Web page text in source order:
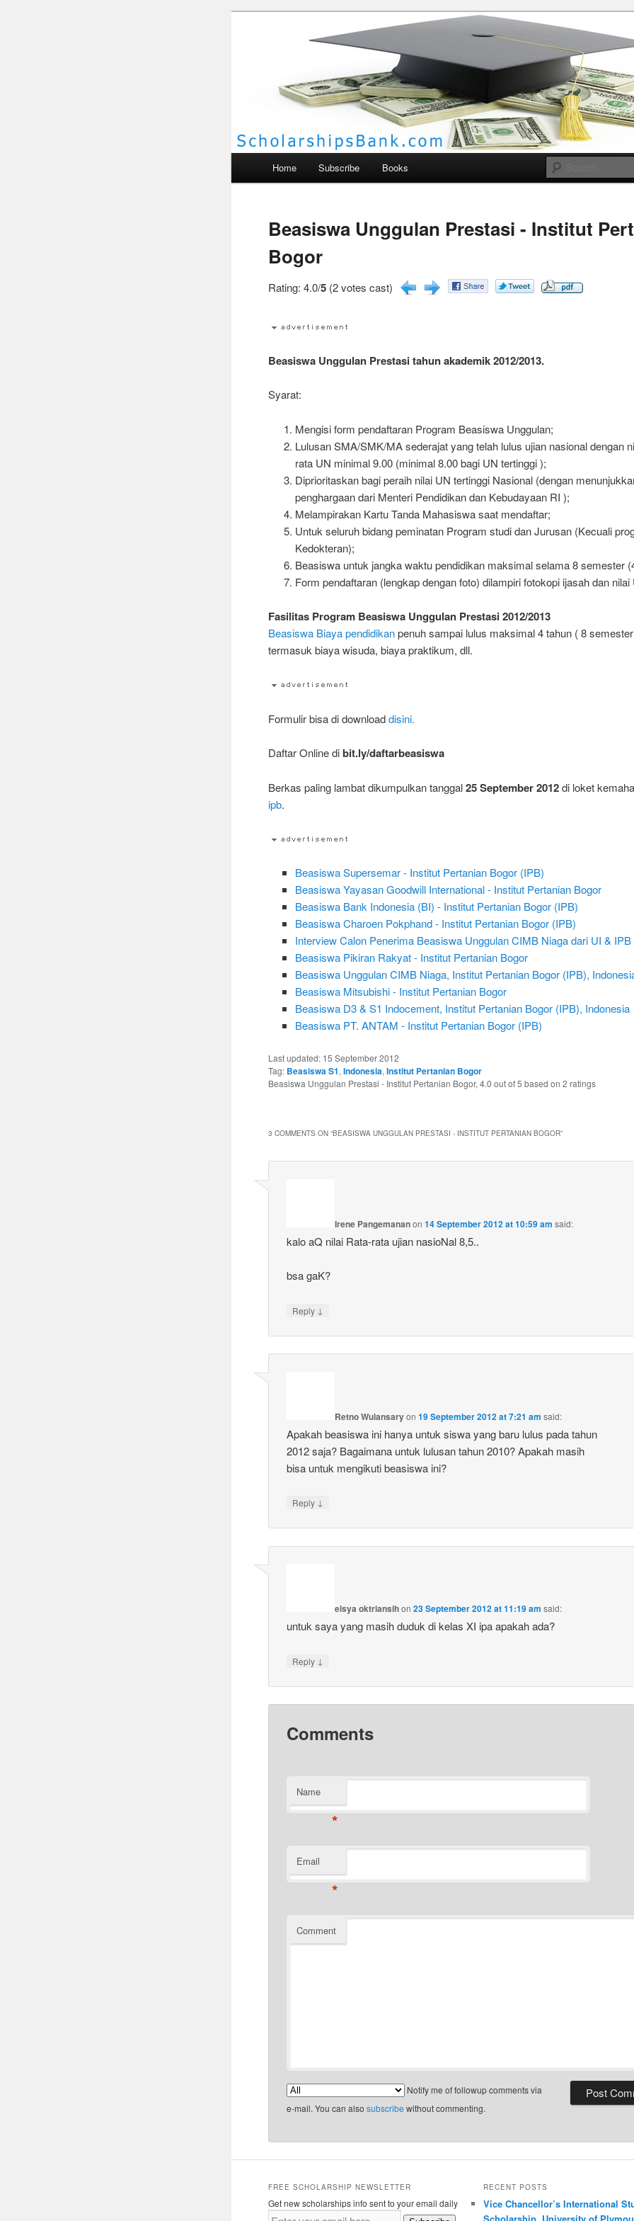
Scholarships Bank
Home Subscribe Books
Beasiswa Unggulan Prestasi - Institut
Bogor
Rating: 4.0/5 (2 votes cast)
Beasiswa Unggulan Prestasi tahun akademik 2012/2013.
Syarat:
Mengisi form pendaftaran Program Beasiswa Unggulan;
Lulusan SMA/SMK/MA sederajat yang telah lulus ujian nasional dengan
rata UN minimal 9.00 (minimal 8.00 bagi UN tertinggi );
Diprioritaskan bagi peraih nilai UN tertinggi Nasional (dengan
penghargaan dari Menteri Pendidikan dan Kebudayaan RI );
Melampirakan Kartu Tanda Mahasiswa saat mendaftar;
Untuk seluruh bidang peminatan Program studi dan Jurusan (Kecuali
Kedokteran);
Beasiswa untuk jangka waktu pendidikan maksimal selama 8 semester
Form pendaftaran (lengkap dengan foto) dilampiri fotokopi ijasah dan nilai
Fasilitas Program Beasiswa Unggulan Prestasi 2012/2013
Beasiswa Biaya pendidikanpenuh sampai lulus maksimal 4 tahun ( 8
termasuk biaya wisuda, biaya praktikum, dll.
Formulir bisa di downloaddisini.
Daftar Online dibit.ly/daftarbeasiswa
Berkas paling lambat dikumpulkan tanggal25 September 2012di loket
ipb.
Beasiswa Supersemar - Institut Pertanian Bogor (IPB)
Beasiswa Yayasan Goodwill International - Institut Pertanian Bogor
Beasiswa Bank Indonesia (BI) - Institut Pertanian Bogor (IPB)
Beasiswa Charoen Pokphand - Institut Pertanian Bogor (IPB)
Interview Calon Penerima Beasiswa Unggulan CIMB Niaga dari UI & IPB
Beasiswa Pikiran Rakyat - Institut Pertanian Bogor
Beasiswa Unggulan CIMB Niaga, Institut Pertanian Bogor (IPB),
Beasiswa Mitsubishi - Institut Pertanian Bogor
Beasiswa D3 & S1 Indocement, Institut Pertanian Bogor (IPB), Indonesia
Beasiswa PT. ANTAM - Institut Pertanian Bogor (IPB)
Last updated: 15 September 2012
Tag: Beasiswa S1,Indonesia,Institut Pertanian Bogor
Beasiswa Unggulan Prestasi - Institut Pertanian Bogor,4.0 out of5 based on2 ratings
3 COMMENTS ON “BEASISWA UNGGULAN PRESTASI - INSTITUT PERTANIAN BOGOR”
Irene Pangemananon 14 September 2012 at 10:59 am said:
kalo aQ nilai Rata-rata ujian nasioNal 8,5..
bsa gaK?
Reply ↓
Retno Wulansaryon 19 September 2012 at 7:21 am said:
Apakah beasiswa ini hanya untuk siswa yang baru lulus pada tahun
2012 saja? Bagaimana untuk lulusan tahun 2010? Apakah masih
bisa untuk mengikuti beasiswa ini?
Reply ↓
elsya oktriansihon 23 September 2012 at 11:19 am said:
untuk saya yang masih duduk di kelas XI ipa apakah ada?
Reply ↓
Comments
Name
*
Email
*
Comment
Notify me of followup comments via
e-mail. You can also subscribe without commenting.
FREE SCHOLARSHIP NEWSLETTER
Get new scholarships info sent to your email daily
RECENT POSTS
Vice Chancellor’s International